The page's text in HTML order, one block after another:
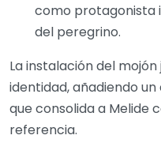
como protagonista
del peregrino.
La instalación del
identidad, añadiendo
que consolida a Melide
referencia.